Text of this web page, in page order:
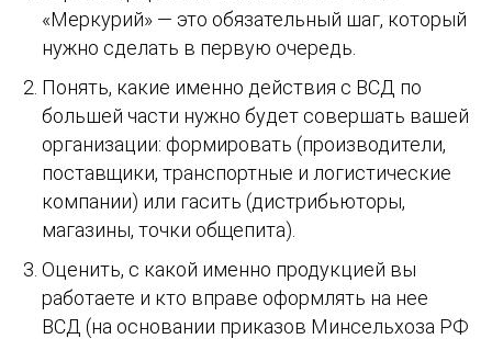
«Меркурий» — это обязательный шаг, который
нужно сделать в первую очередь.
Понять, какие именно действия с ВСД по
большей части нужно будет совершать вашей
организации: формировать (производители,
поставщики, транспортные и логистические
компании) или гасить (дистрибьюторы,
магазины, точки общепита).
Оценить, с какой именно продукцией вы
работаете и кто вправе оформлять на нее
ВСД (на основании приказов Минсельхоза РФ